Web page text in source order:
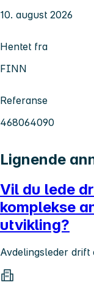
10. august 2026
Hentet fra
FINN
Referanse
468064090
Lignende
Vil du lede
komplekse
utvikling?
Avdelingsleder drift